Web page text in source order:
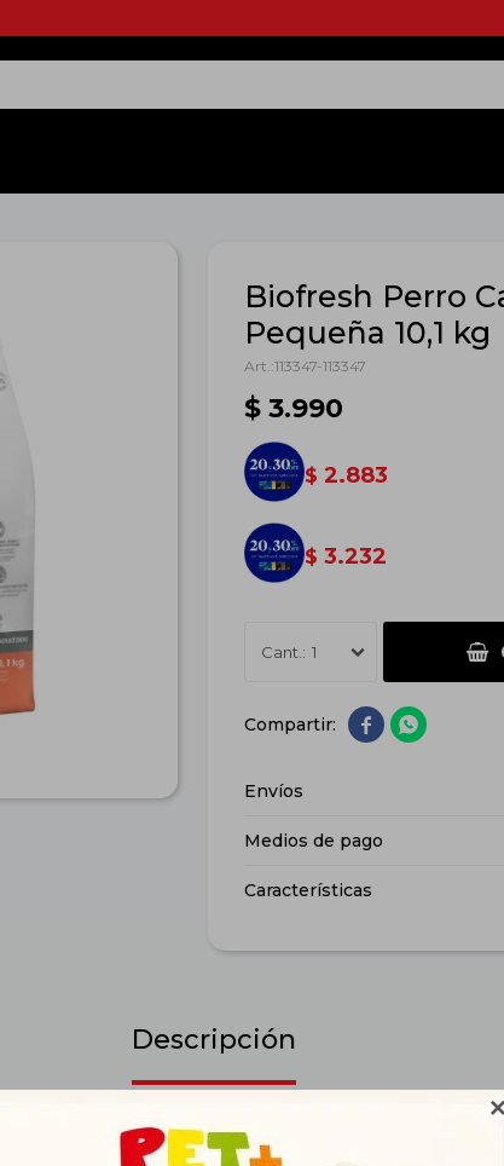

Biofresh Perro
Pequeña 10,1 kg
113347-113347
$ 3.990
$ 2.883
$ 3.232
1
 
Envíos
Medios de pago
Características
Descripción
y diferente porque tiene una alta inclusión de